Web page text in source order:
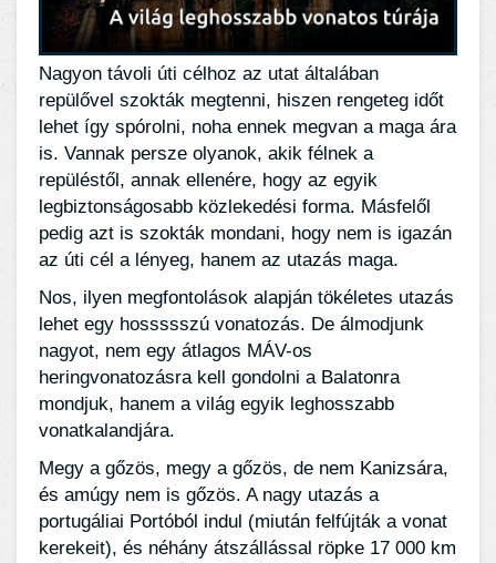
Nagyon távoli úti célhoz az utat általában
repülővel szokták megtenni, hiszen rengeteg időt
lehet így spórolni, noha ennek megvan a maga ára
is. Vannak persze olyanok, akik félnek a
repüléstől, annak ellenére, hogy az egyik
legbiztonságosabb közlekedési forma. Másfelől
pedig azt is szokták mondani, hogy nem is igazán
az úti cél a lényeg, hanem az utazás maga.
Nos, ilyen megfontolások alapján tökéletes utazás
lehet egy hossssszú vonatozás. De álmodjunk
nagyot, nem egy átlagos MÁV-os
heringvonatozásra kell gondolni a Balatonra
mondjuk, hanem a világ egyik leghosszabb
vonatkalandjára.
Megy a gőzös, megy a gőzös, de nem Kanizsára,
és amúgy nem is gőzös. A nagy utazás a
portugáliai Portóból indul (miután felfújták a vonat
kerekeit), és néhány átszállással röpke 17 000 km